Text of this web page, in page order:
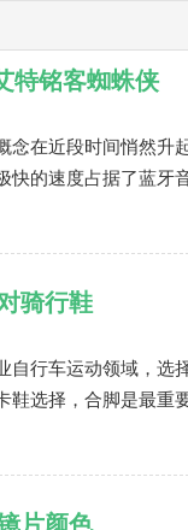
特铭客蜘蛛侠
念在近段时间悄然升
快的速度占据了蓝牙
骑行鞋
自行车运动领域，选
鞋选择，合脚是最重
片颜色